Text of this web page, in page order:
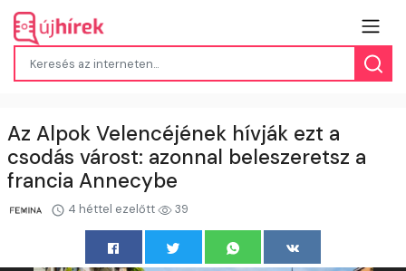
Az Alpok Velencéjének hívják ezt a
csodás várost: azonnal beleszeretsz a
francia Annecybe
4 héttel ezelőtt 39